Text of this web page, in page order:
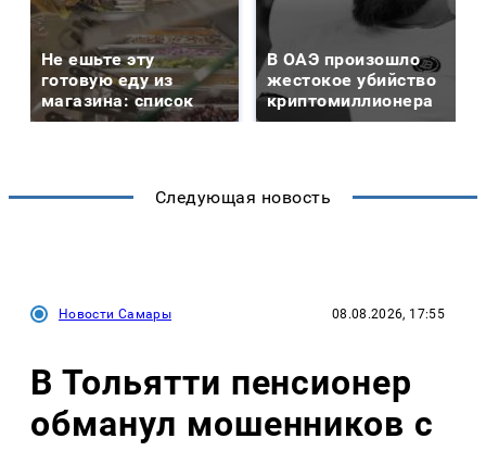
Не ешьте эту
готовую еду из
магазина: список
В ОАЭ произошло
жестокое убийство
криптомиллионера
Следующая новость
Новости Самары 08.08.2026, 17:55
В Тольятти пенсионер
обманул мошенников с